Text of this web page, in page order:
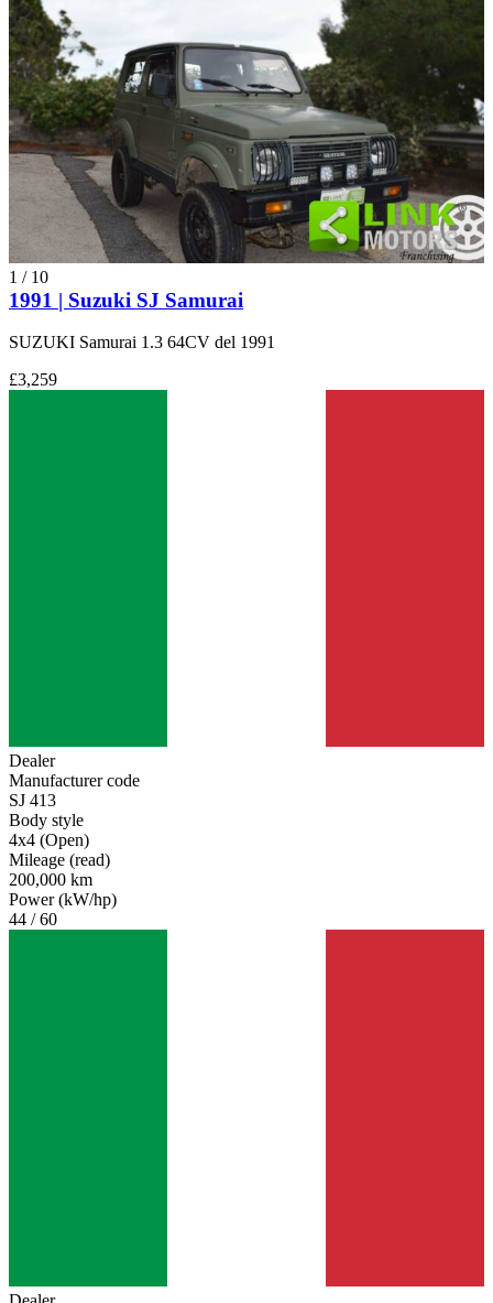
1 / 10
1991 | Suzuki SJ Samurai
SUZUKI Samurai 1.3 64CV del 1991
£3,259
Dealer
Manufacturer code
SJ 413
Body style
4x4 (Open)
Mileage (read)
200,000 km
Power (kW/hp)
44 / 60